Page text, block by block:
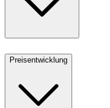
Preisentwicklung